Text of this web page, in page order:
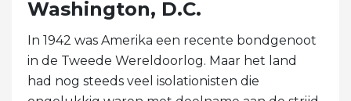
Washington, D.C.
In 1942 was Amerika een recente bondgenoot
in de Tweede Wereldoorlog. Maar het land
had nog steeds veel isolationisten die